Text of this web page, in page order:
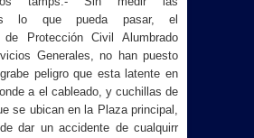
lo que pueda pasar, el
de Protección Civil Alumbrado
Generales, no han puesto
peligro que esta latente en
a el cableado, y cuchillas de
se ubican en la Plaza principal,
dar un accidente de cualquirr